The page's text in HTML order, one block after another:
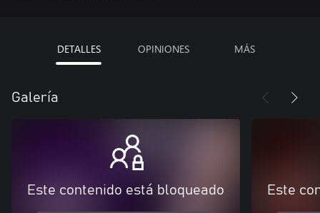
DETALLES OPINIONES MÁS
Galería
Este contenido está bloqueado Este